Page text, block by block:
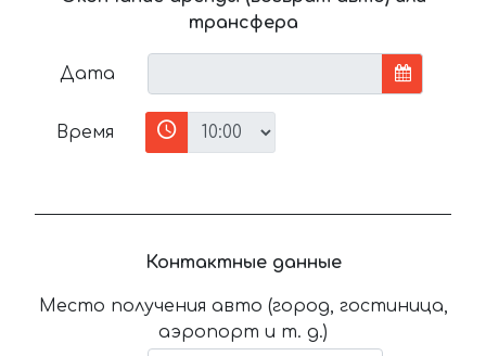
трансфера
Дата
Время
Контактные данные
Место получения авто (город, гостиница,
аэропорт и т. д.)